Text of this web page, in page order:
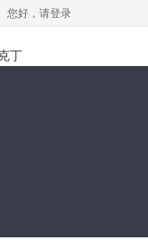
您好， 请登录
丁